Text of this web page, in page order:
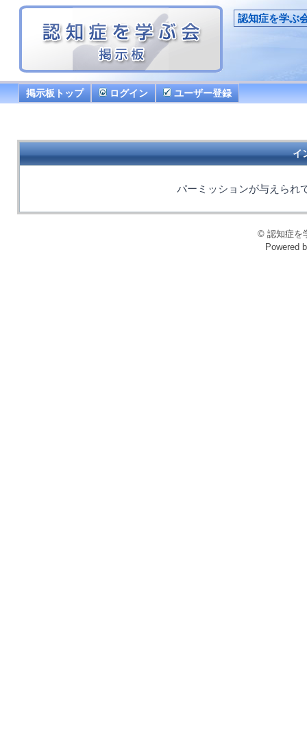
認知症を学ぶ
掲示板トップ ログイン ユーザー登録
イ
パーミッションが与えられ
© 認知症を
Powered